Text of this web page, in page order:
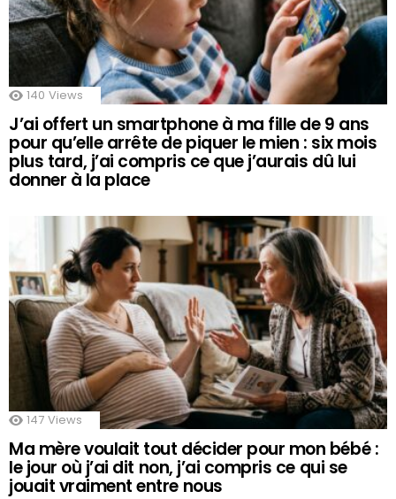
140 Views
J’ai offert un smartphone à ma fille de 9 ans
pour qu’elle arrête de piquer le mien : six mois
plus tard, j’ai compris ce que j’aurais dû lui
donner à la place
147 Views
Ma mère voulait tout décider pour mon bébé :
le jour où j’ai dit non, j’ai compris ce qui se
jouait vraiment entre nous